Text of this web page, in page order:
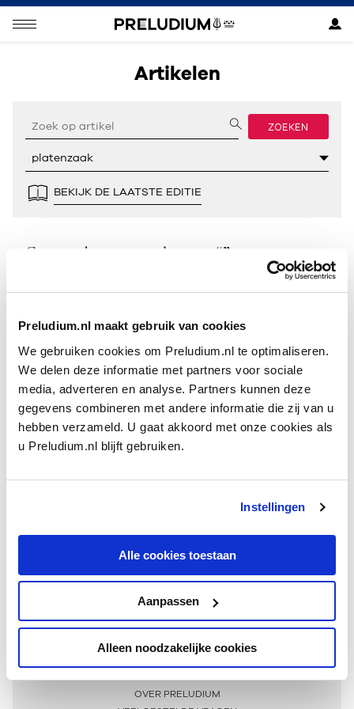
Preludium.nl maakt gebruik van cookies
We gebruiken cookies om Preludium.nl te optimaliseren.
We delen deze informatie met partners voor sociale
media, adverteren en analyse. Partners kunnen deze
gegevens combineren met andere informatie die zij van u
hebben verzameld. U gaat akkoord met onze cookies als
u Preludium.nl blijft gebruiken.
Instellingen
Alle cookies toestaan
Aanpassen
Alleen noodzakelijke cookies
Artikelen
ZOEKEN
BEKIJK DE LAATSTE EDITIE
Geen resultaten gevonden voor “”.
Meer informatie
OVER PRELUDIUM